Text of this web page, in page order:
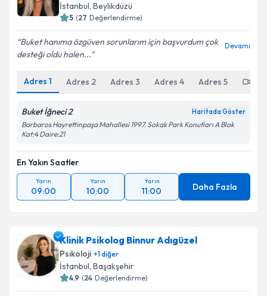
İstanbul, Beylikdüzü
5 (27 Değerlendirme)
Buket hanıma özgüven sorunlarım için başvurdum çok
desteği oldu halen...
Devamı
Adres 1 Adres 2 Adres 3 Adres 4 Adres 5
Buket İğneci 2 Haritada Göster
Barbaros Hayrettinpaşa Mahallesi 1997. Sokak Park Konutları A Blok
Kat:4 Daire:21
En Yakın Saatler
Yarın
09:00
Yarın
10:00
Yarın
11:00 Daha Fazla
Klinik Psikolog Binnur Adıgüzel
Psikoloji +1diğer
İstanbul, Başakşehir
4.9 (24 Değerlendirme)